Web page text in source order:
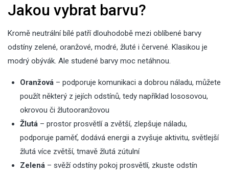
Jakou vybrat barvu?
Kromě neutrální bílé patří dlouhodobě mezi oblíbené barvy
odstíny zelené, oranžové, modré, žluté i červené. Klasikou je
modrý obývák. Ale studené barvy moc netáhnou.
Oranžová – podporuje komunikaci a dobrou náladu, můžete
použít některý z jejích odstínů, tedy například lososovou,
okrovou či žlutooranžovou
Žlutá – prostor prosvětlí a zvětší, zlepšuje náladu,
podporuje paměť, dodává energii a zvyšuje aktivitu, světlejší
žlutá více zvětší, tmavě žlutá zútulní
Zelená – svěží odstíny pokoj prosvětlí, zkuste odstín